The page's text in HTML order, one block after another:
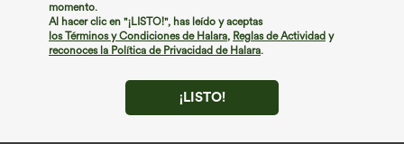
momento.
Al hacer clic en "¡LISTO!", has leído y aceptas
los Términos y Condiciones de Halara, Reglas de Actividad y
reconoces la Política de Privacidad de Halara.
¡LISTO!
Seguir comprando